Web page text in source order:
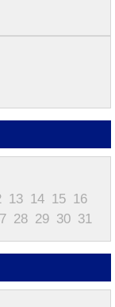
13 14 15 16
28 29 30 31